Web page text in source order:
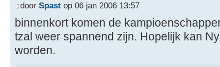
door Spast op 06 jan 2006 13:57
binnenkort komen de
tzal weer spannend zijn. Hopelijk kan
worden.